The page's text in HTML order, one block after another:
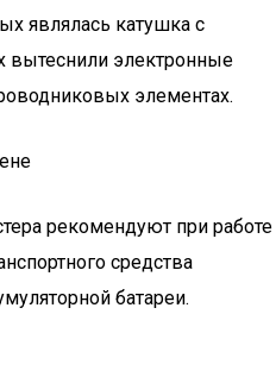
являлась катушка с
вытеснили электронные
элементах.
рекомендуют при работе
средства
батареи.